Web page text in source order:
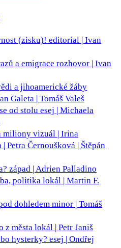
(zisku)! editorial | Ivan
a emigrace rozhovor | Ivan
a jihoamerické žáby
Galeta | Tomáš Valeš
od stolu esej | Michaela
miliony vizuál | Irina
Petra Černoušková | Štěpán
západ | Adrien Palladino
politika lokál | Martin F.
dohledem minor | Tomáš
z města lokál | Petr Janiš
hysterky? esej | Ondřej